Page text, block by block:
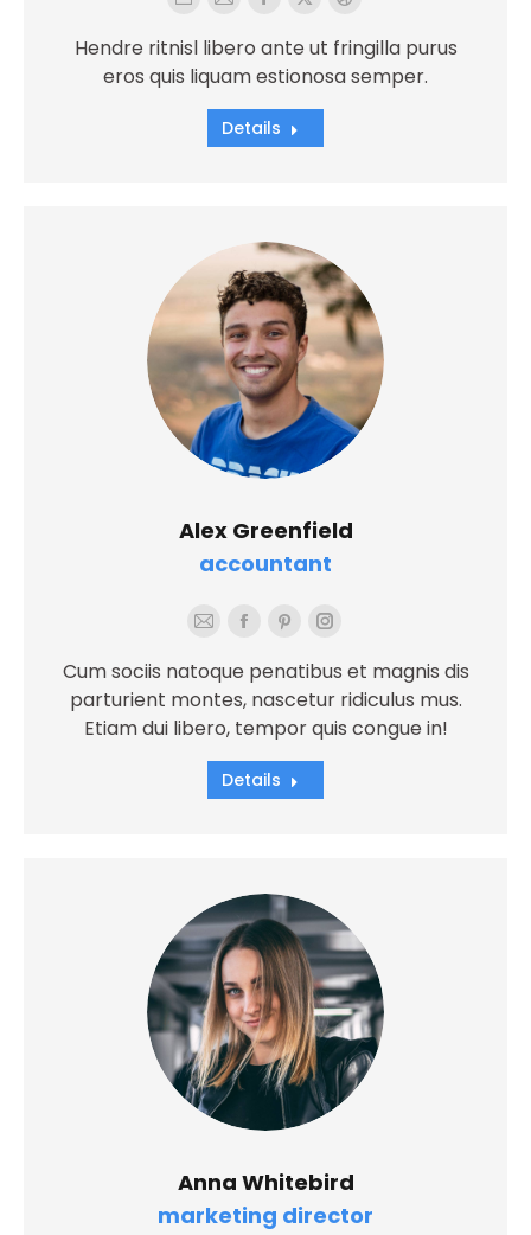
Hendre ritnisl libero ante ut fringilla purus
eros quis liquam estionosa semper.
Blog
personale
/
sito
E-
mail
Facebook
X Dribbble
Details
Alex Greenfield
accountant
Cum sociis natoque penatibus et magnis dis
parturient montes, nascetur ridiculus mus.
Etiam dui libero, tempor quis congue in!
E-
mail
Facebook
PinterestInstagram
Details
Anna Whitebird
marketing director